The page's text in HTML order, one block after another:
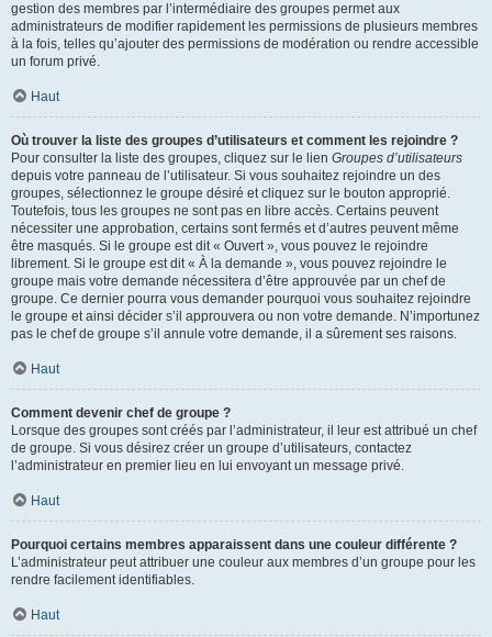
gestion des membres par l’intermédiaire des groupes permet aux
administrateurs de modifier rapidement les permissions de plusieurs membres
à la fois, telles qu’ajouter des permissions de modération ou rendre accessible
un forum privé.
Haut
Où trouver la liste des groupes d’utilisateurs et comment les rejoindre ?
Pour consulter la liste des groupes, cliquez sur le lien Groupes d’utilisateurs
depuis votre panneau de l’utilisateur. Si vous souhaitez rejoindre un des
groupes, sélectionnez le groupe désiré et cliquez sur le bouton approprié.
Toutefois, tous les groupes ne sont pas en libre accès. Certains peuvent
nécessiter une approbation, certains sont fermés et d’autres peuvent même
être masqués. Si le groupe est dit « Ouvert », vous pouvez le rejoindre
librement. Si le groupe est dit « À la demande », vous pouvez rejoindre le
groupe mais votre demande nécessitera d’être approuvée par un chef de
groupe. Ce dernier pourra vous demander pourquoi vous souhaitez rejoindre
le groupe et ainsi décider s’il approuvera ou non votre demande. N’importunez
pas le chef de groupe s’il annule votre demande, il a sûrement ses raisons.
Haut
Comment devenir chef de groupe ?
Lorsque des groupes sont créés par l’administrateur, il leur est attribué un chef
de groupe. Si vous désirez créer un groupe d’utilisateurs, contactez
l’administrateur en premier lieu en lui envoyant un message privé.
Haut
Pourquoi certains membres apparaissent dans une couleur différente ?
L’administrateur peut attribuer une couleur aux membres d’un groupe pour les
rendre facilement identifiables.
Haut